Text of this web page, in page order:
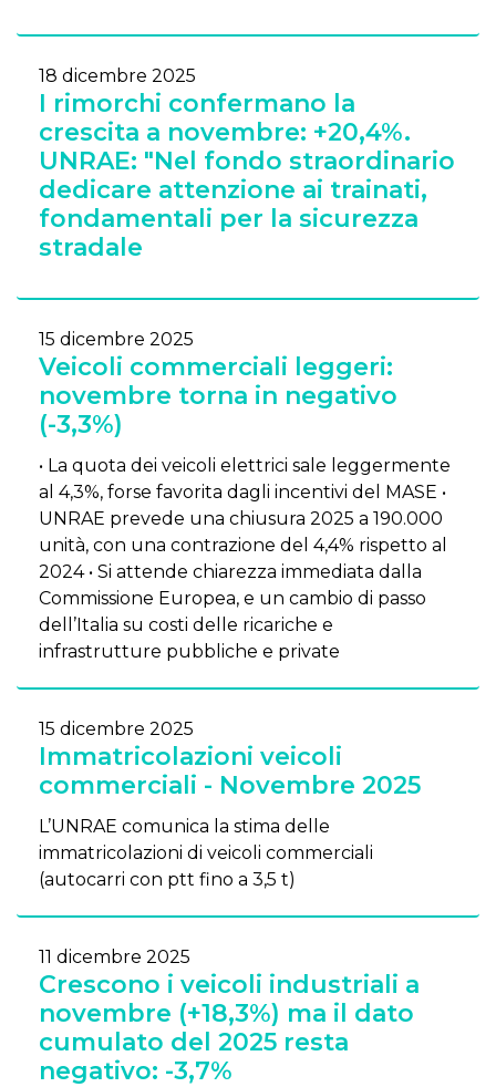
18 dicembre 2025
I rimorchi confermano la
crescita a novembre: +20,4%.
UNRAE: "Nel fondo straordinario
dedicare attenzione ai trainati,
fondamentali per la sicurezza
stradale
15 dicembre 2025
Veicoli commerciali leggeri:
novembre torna in negativo
(-3,3%)
• La quota dei veicoli elettrici sale leggermente
al 4,3%, forse favorita dagli incentivi del MASE •
UNRAE prevede una chiusura 2025 a 190.000
unità, con una contrazione del 4,4% rispetto al
2024 • Si attende chiarezza immediata dalla
Commissione Europea, e un cambio di passo
dell’Italia su costi delle ricariche e
infrastrutture pubbliche e private
15 dicembre 2025
Immatricolazioni veicoli
commerciali - Novembre 2025
L’UNRAE comunica la stima delle
immatricolazioni di veicoli commerciali
(autocarri con ptt fino a 3,5 t)
11 dicembre 2025
Crescono i veicoli industriali a
novembre (+18,3%) ma il dato
cumulato del 2025 resta
negativo: -3,7%